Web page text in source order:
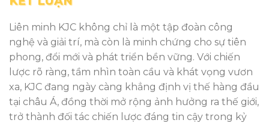
Liên minh KJC không chỉ là một tập đoàn công
nghệ và giải trí, mà còn là minh chứng cho sự tiên
phong, đổi mới và phát triển bền vững. Với chiến
lược rõ ràng, tầm nhìn toàn cầu và khát vọng vươn
xa, KJC đang ngày càng khẳng định vị thế hàng đầu
tại châu Á, đồng thời mở rộng ảnh hưởng ra thế giới,
trở thành đối tác chiến lược đáng tin cậy trong kỷ